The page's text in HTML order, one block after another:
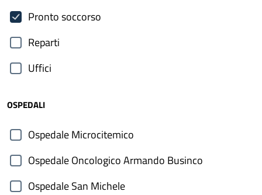
Pronto soccorso
Reparti
Uffici
OSPEDALI
Ospedale Microcitemico
Ospedale Oncologico Armando Businco
Ospedale San Michele